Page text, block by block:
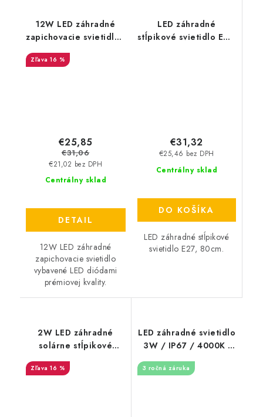
12W LED záhradné
zapichovacie svietidlo -
16 %
Centrálny sklad
€21,02 bez DPH
€25,85
€31,06
DETAIL
12W LED záhradné
zapichovacie svietidlo
vybavené LED diódami
prémiovej kvality.
LED záhradné
stĺpikové svietidlo E27,
Centrálny sklad
€25,46 bez DPH
€31,32
DO KOŠÍKA
LED záhradné stĺpikové
svietidlo E27, 80cm.
2W LED záhradné
solárne stĺpikové
čierne
16 %
LED záhradné svietidlo
3W / IP67 / 4000K -
3 ročná záruka